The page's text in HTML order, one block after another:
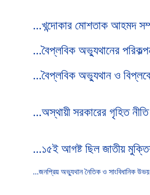
...খন্দোকার মোশতাক আহমদ
...বৈপ্লবিক অভ্যুথানের
...বৈপ্লবিক অভ্যুথান ও
...অস্থায়ী সরকারের গৃহিত
...১৫ই আগষ্ট ছিল জাতীয়
...জনপ্রিয় অভ্যুথান নৈতিক ও সাংবিধানিক